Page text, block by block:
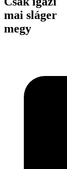
mai sláger
megy